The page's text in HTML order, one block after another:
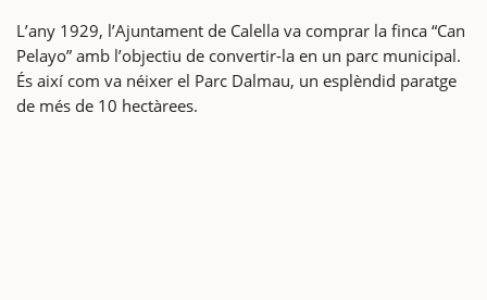
L’any 1929, l’Ajuntament de Calella va comprar la finca “Can
Pelayo” amb l’objectiu de convertir-la en un parc municipal.
És així com va néixer el Parc Dalmau, un esplèndid paratge
de més de 10 hectàrees.